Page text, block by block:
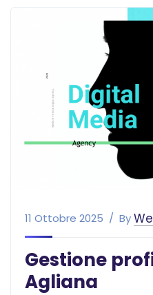
11 Ottobre 2025 By
Gestione
Agliana